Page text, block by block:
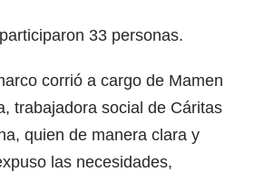
33 personas.
corrió a cargo de Mamen
trabajadora social de Cáritas
quien de manera clara y
las necesidades,